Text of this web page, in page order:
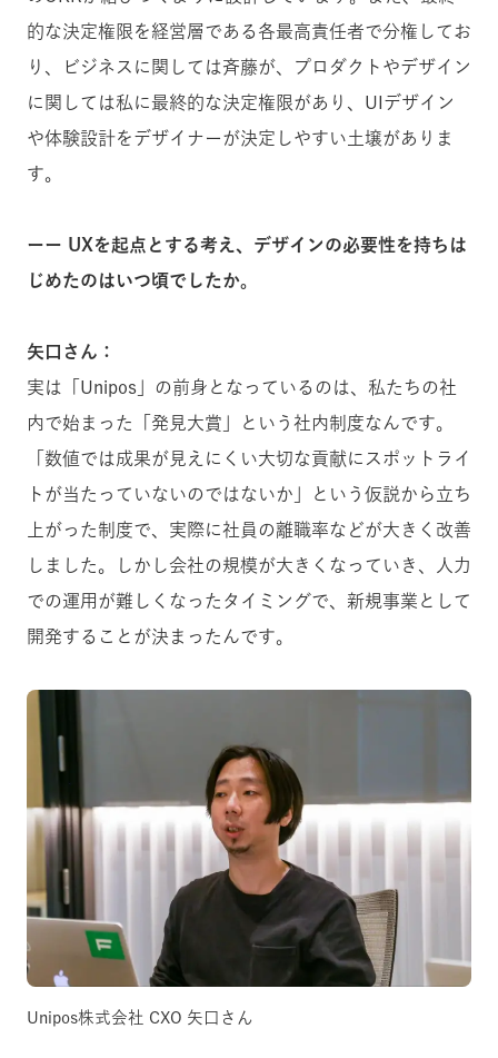
的な決定権限を経営層である各最高責任者で分権してお
り、ビジネスに関しては斉藤が、プロダクトやデザイン
に関しては私に最終的な決定権限があり、UIデザイン
や体験設計をデザイナーが決定しやすい土壌がありま
す。
ーー UXを起点とする考え、デザインの必要性を持ちは
じめたのはいつ頃でしたか。
矢口さん：
実は「Unipos」の前身となっているのは、私たちの社
内で始まった「発見大賞」という社内制度なんです。
「数値では成果が見えにくい大切な貢献にスポットライ
トが当たっていないのではないか」という仮説から立ち
上がった制度で、実際に社員の離職率などが大きく改善
しました。しかし会社の規模が大きくなっていき、人力
での運用が難しくなったタイミングで、新規事業として
開発することが決まったんです。
Unipos株式会社 CXO 矢口さん